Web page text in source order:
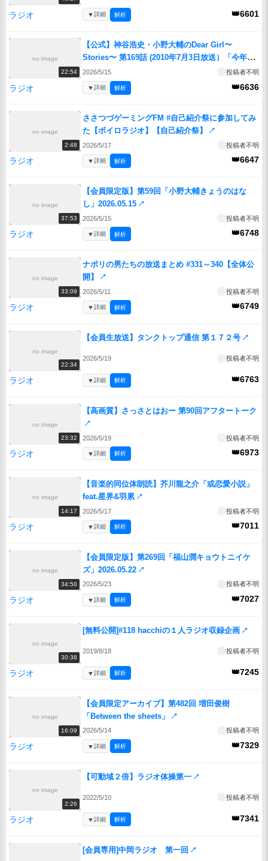
ラジオ 👑6601
▼詳細 解析
no image
22:54
【公式】神谷浩史・小野大輔のDear Girl〜
Stories〜 第169話 (2010年7月3日放送）「今年も
オサレエンペラー あらわる！」
2026/5/15 投稿者不明
ラジオ 👑6636
▼詳細 解析
no image
2:48
ささつづゲーミングFM #自己紹介祭に参加してみ
た【ボイロラジオ】【自己紹介祭】
↗
2026/5/17 投稿者不明
ラジオ 👑6647
▼詳細 解析
no image
37:53
【会員限定版】第59回「小野大輔きょうのはな
し」2026.05.15 ↗
2026/5/15 投稿者不明
ラジオ 👑6748
▼詳細 解析
no image
33:09
ナポリの男たちの放送まとめ #331～340【全体公
開】
↗
2026/5/11 投稿者不明
ラジオ 👑6749
▼詳細 解析
no image
22:34
【会員生放送】タンクトップ通信 第１７２号 ↗
2026/5/19 投稿者不明
ラジオ 👑6763
▼詳細 解析
no image
23:32
【高画質】さっさとはおー 第90回アフタートーク
↗
2026/5/19 投稿者不明
ラジオ 👑6973
▼詳細 解析
no image
14:17
【音楽的同位体朗読】芥川龍之介「或恋愛小説」
feat.星界&羽累 ↗
2026/5/17 投稿者不明
ラジオ 👑7011
▼詳細 解析
no image
34:50
【会員限定版】第269回「福山潤キョウトニイケ
ズ」2026.05.22 ↗
2026/5/23 投稿者不明
ラジオ 👑7027
▼詳細 解析
no image
30:38
[無料公開]#118 hacchiの１人ラジオ収録企画 ↗
2019/8/18 投稿者不明
ラジオ 👑7245
▼詳細 解析
no image
16:09
【会員限定アーカイブ】第482回 増田俊樹
「Between the sheets」
↗
2026/5/14 投稿者不明
ラジオ 👑7329
▼詳細 解析
no image
2:26
【可動域２倍】ラジオ体操第一 ↗
2022/5/10 投稿者不明
ラジオ 👑7341
▼詳細 解析
[会員専用]中岡ラジオ 第一回 ↗